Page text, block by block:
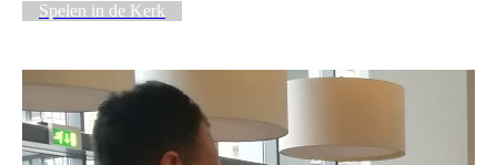
Spelen in de Kerk